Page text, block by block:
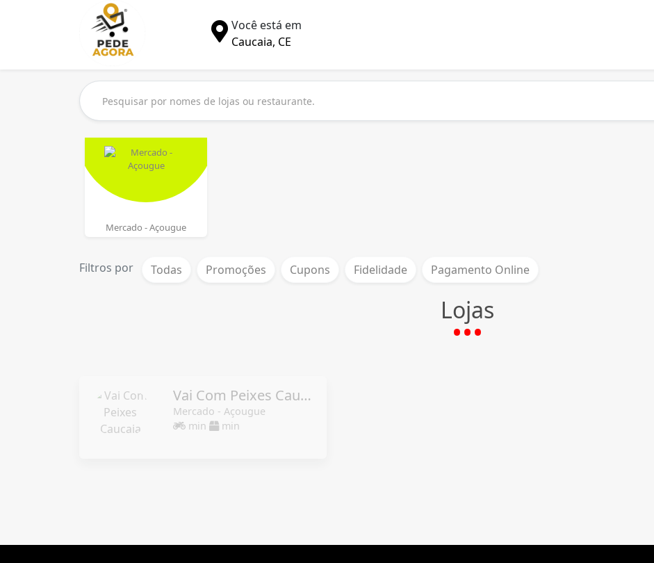
Você está em
Caucaia, CE
Mercado - Açougue
Filtros por Todas Promoções Cupons Fidelidade Pagamento Online
Lojas
Vai Com Peixes Caucaia
Mercado - Açougue
min
min